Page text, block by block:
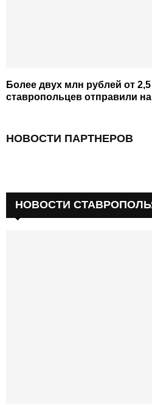
Более двух млн рублей от
ставропольцев отправили
НОВОСТИ ПАРТНЕРОВ
НОВОСТИ